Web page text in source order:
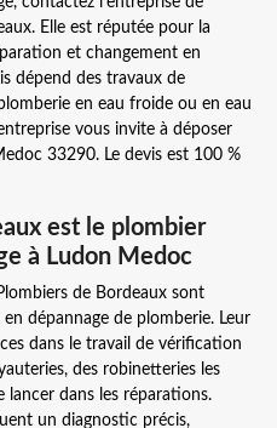
Elle est réputée pour la
et changement en
dépend des travaux de
en eau froide ou en eau
vous invite à déposer
33290. Le devis est 100 %
est le plombier
à Ludon Medoc
de Bordeaux sont
dépannage de plomberie. Leur
dans le travail de vérification
des robinetteries les
lancer dans les réparations.
un diagnostic précis,